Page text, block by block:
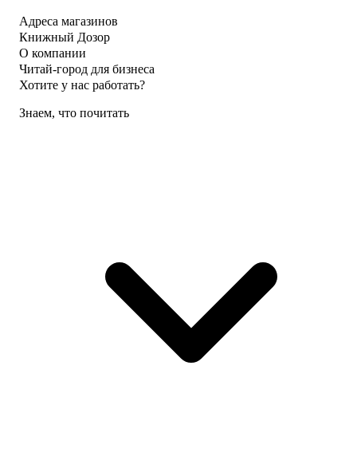
Адреса магазинов
Книжный Дозор
О компании
Читай-город для бизнеса
Хотите у нас работать?
Знаем, что почитать